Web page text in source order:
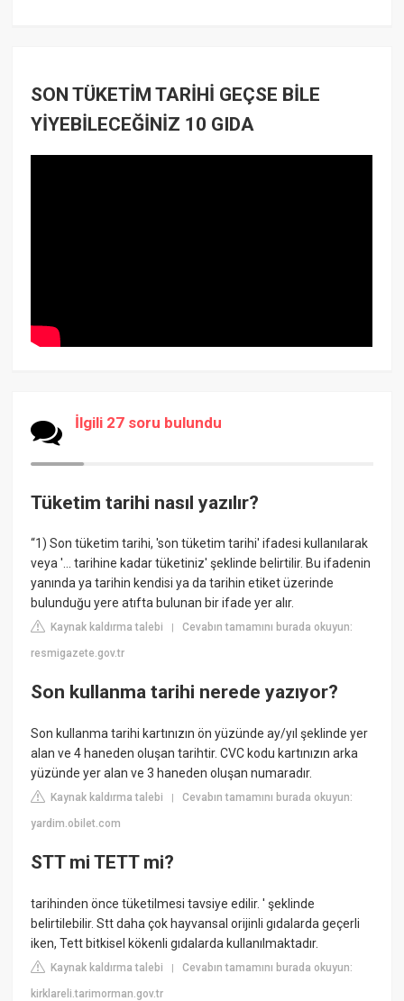
SON TÜKETİM TARİHİ GEÇSE BİLE
YİYEBİLECEĞİNİZ 10 GIDA
İlgili 27 soru bulundu
Tüketim tarihi nasıl yazılır?
“1) Son tüketim tarihi, 'son tüketim tarihi' ifadesi kullanılarak
veya '… tarihine kadar tüketiniz' şeklinde belirtilir. Bu ifadenin
yanında ya tarihin kendisi ya da tarihin etiket üzerinde
bulunduğu yere atıfta bulunan bir ifade yer alır.
Kaynak kaldırma talebi |Cevabın tamamını burada okuyun:
resmigazete.gov.tr
Son kullanma tarihi nerede yazıyor?
Son kullanma tarihi kartınızın ön yüzünde ay/yıl şeklinde yer
alan ve 4 haneden oluşan tarihtir. CVC kodu kartınızın arka
yüzünde yer alan ve 3 haneden oluşan numaradır.
Kaynak kaldırma talebi |Cevabın tamamını burada okuyun:
yardim.obilet.com
STT mi TETT mi?
tarihinden önce tüketilmesi tavsiye edilir. ' şeklinde
belirtilebilir. Stt daha çok hayvansal orijinli gıdalarda geçerli
iken, Tett bitkisel kökenli gıdalarda kullanılmaktadır.
Kaynak kaldırma talebi |Cevabın tamamını burada okuyun:
kirklareli.tarimorman.gov.tr